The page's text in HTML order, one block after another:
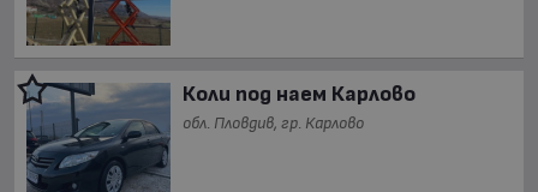
Коли под наем Карлово
обл. Пловдив, гр. Карлово